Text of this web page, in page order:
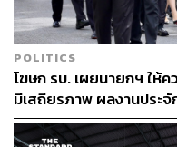
POLITICS
โฆษก รบ. เผยนายกฯ ให้
มีเสถียรภาพ ผลงานประ
เต็มที่ อย่าหวั่นไหวคำถาม